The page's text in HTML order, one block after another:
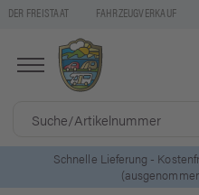
DER FREISTAAT FAHRZEUGVERKAUF
5 Euro Gutschein* bei